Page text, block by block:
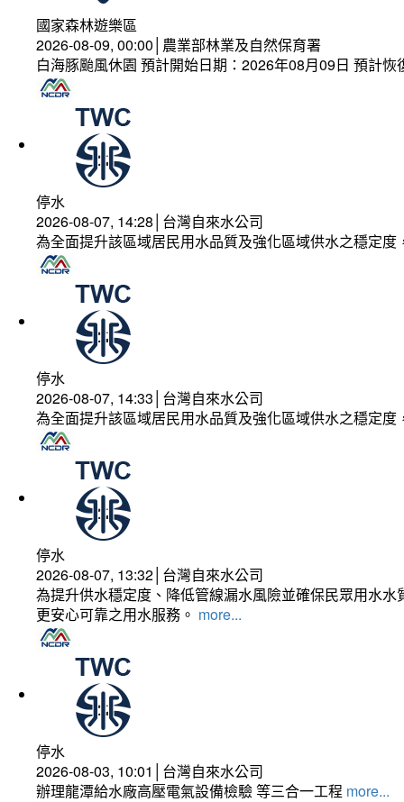
國家森林遊樂區
2026-08-09, 00:00│農業部林業及自然保育署
白海豚颱風休園 預計開始日期：2026年08月09日 預計
停水
2026-08-07, 14:28│台灣自來水公司
為全面提升該區域居民用水品質及強化區域供水之穩定
停水
2026-08-07, 14:33│台灣自來水公司
為全面提升該區域居民用水品質及強化區域供水之穩定
停水
2026-08-07, 13:32│台灣自來水公司
為提升供水穩定度、降低管線漏水風險並確保民眾用水
更安心可靠之用水服務。 more...
停水
2026-08-03, 10:01│台灣自來水公司
辦理龍潭給水廠高壓電氣設備檢驗 等三合一工程 more...